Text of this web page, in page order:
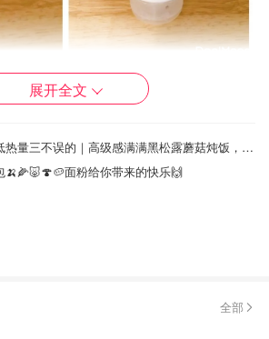
价中的战斗机了吧。这款磨砂膏我也用
不太敢用这么粗颗粒的，所以最多一个
是用了很久，现在都换新包装了。用
变光滑了。
欢，便宜大碗，家里要是没有羊毛产
展开全文
美食＋健康＋低热量三不误的｜高级感满满黑松露蘑菇炖饭，一人吃饱只要260卡！Murhsroom Risotto
🍌🌽🐷🍄🥔面粉给你带来的快乐🙌
全部